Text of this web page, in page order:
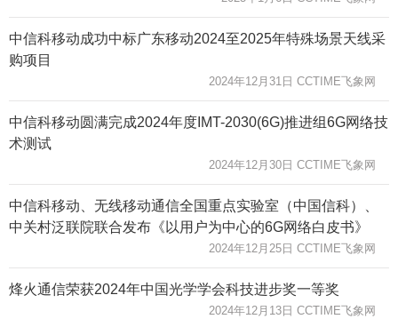
中信科移动成功中标广东移动2024至2025年特殊场景天线采
购项目
2024年12月31日 CCTIME飞象网
中信科移动圆满完成2024年度IMT-2030(6G)推进组6G网络技
术测试
2024年12月30日 CCTIME飞象网
中信科移动、无线移动通信全国重点实验室（中国信科）、
中关村泛联院联合发布《以用户为中心的6G网络白皮书》
2024年12月25日 CCTIME飞象网
烽火通信荣获2024年中国光学学会科技进步奖一等奖
2024年12月13日 CCTIME飞象网